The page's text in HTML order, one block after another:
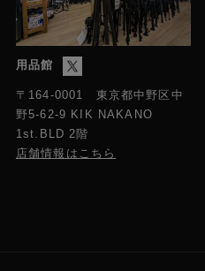
用品館
〒164-0001 東京都中野区中
野5-62-9 KIK NAKANO
1st.BLD 2階
店舗情報はこちら